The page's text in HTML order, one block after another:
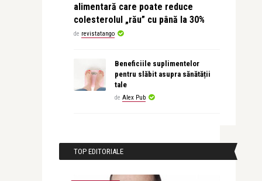
alimentară care poate reduce
colesterolul „rău” cu până la 30%
de revistatango
Beneficiile suplimentelor
pentru slăbit asupra sănătății
tale
de Alex Pub
TOP EDITORIALE